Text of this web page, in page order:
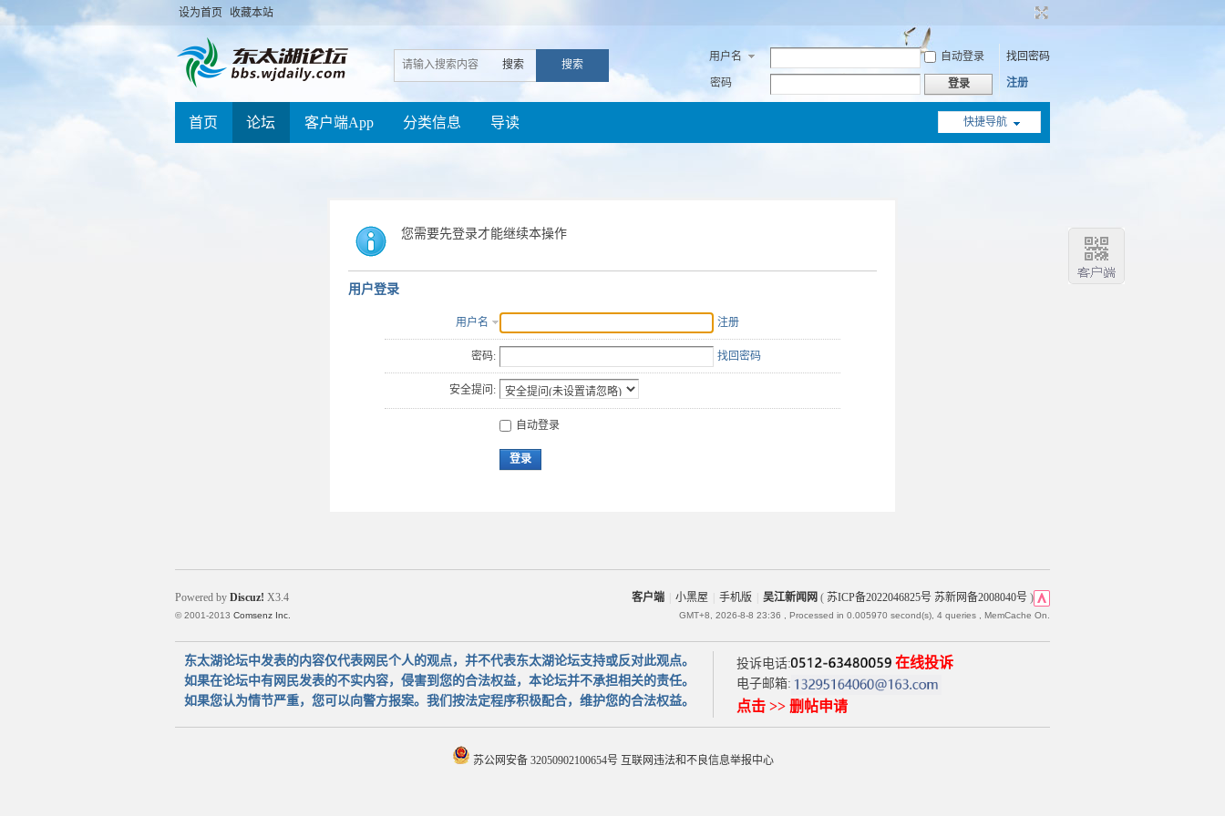
设为首页 收藏本站
搜索 搜索
用户名 自动登录 找回密码
密码 登录 注册
快捷导航
首页 论坛 客户端App 分类信息 导读
您需要先登录才能继续本操作
用户登录
用户名 注册
密码: 找回密码
安全提问:
自动登录
登录
客户端 小黑屋 手机版 吴江新闻网 ( 苏ICP备2022046825号 苏新网备2008040号 )
GMT+8, 2026-8-8 23:36 , Processed in 0.005970 second(s), 4 queries , MemCache On.
Powered by Discuz! X3.4
© 2001-2013 Comsenz Inc.
东太湖论坛中发表的内容仅代表网民个人的观点，并不代表东太湖论坛支持或反对此观点。
如果在论坛中有网民发表的不实内容，侵害到您的合法权益，本论坛并不承担相关的责任。
如果您认为情节严重，您可以向警方报案。我们按法定程序积极配合，维护您的合法权益。
投诉电话: 在线投诉
电子邮箱:
点击 >> 删帖申请
苏公网安备 32050902100654号 互联网违法和不良信息举报中心